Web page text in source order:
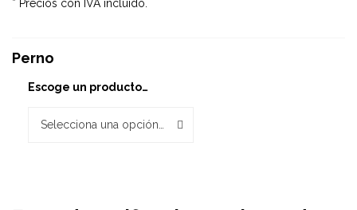
* Precios con IVA incluido.
Perno
Escoge un producto…
Selecciona una opción…